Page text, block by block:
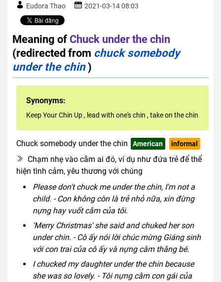
Eudora Thao 2021-03-14 08:03
Meaning of Chuck under the chin
(redirected from chuck somebody
under the chin)
Synonyms:
Keep Your Chin Up , lead with one's chin , take on the chin
Chuck somebody under the chin American informal
Chạm nhẹ vào cằm ai đó, ví dụ như đứa trẻ để thể
hiện tình cảm, yêu thương với chúng
Please don't chuck me under the chin, I'm not a
child. - Con không còn là trẻ nhỏ nữa, xin đừng
nựng hay vuốt cằm của tôi.
'Merry Christmas' she said and chuked her son
under chin. - Cô ấy nói lời chúc mừng Giáng sinh
với con trai của cô ấy và nựng cằm thằng bé.
I chucked my daughter under the chin because
she was so lovely. - Tôi nựng cằm con gái của